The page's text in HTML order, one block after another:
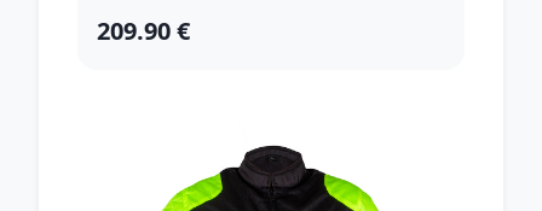
209.90 €